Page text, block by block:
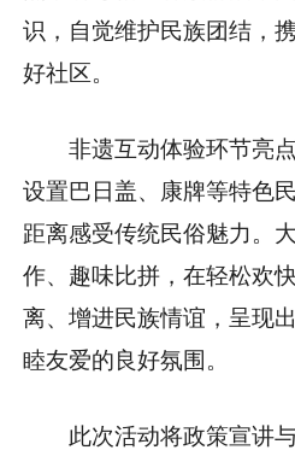
识，自觉维护民族团结，
好社区。
非遗互动体验环节亮
设置巴日盖、康牌等特色
距离感受传统民俗魅力。
作、趣味比拼，在轻松欢
离、增进民族情谊，呈现
睦友爱的良好氛围。
此次活动将政策宣讲